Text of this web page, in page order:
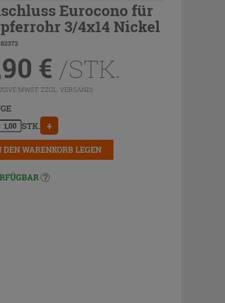
Eurocono für
3/4x14 Nickel
€ /STK.
MWST. ZZGL. VERSAND)
STK. +
DEN WARENKORB LEGEN